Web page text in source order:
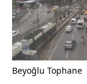
Beyoğlu Tophane